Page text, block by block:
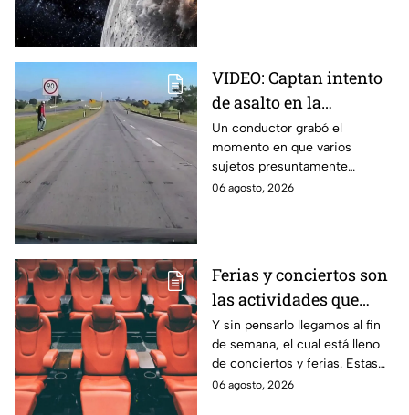
VIDEO: Captan intento
de asalto en la
autopista Arco Norte;
delincuentes arrojaron
piedras y llantas
Un conductor grabó el
momento en que varios
sujetos presuntamente
intentaron cometer un asalto
06 agosto, 2026
Ferias y conciertos son
las actividades que
habrá en Puebla del 7 al
9 de agosto
Y sin pensarlo llegamos al fin
de semana, el cual está lleno
de conciertos y ferias. Estas
son las actividades que habrá
06 agosto, 2026